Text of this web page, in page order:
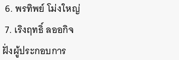
6. พรทิพย์ โม่งใหญ่
7. เริงฤทธิ์ ลออกิจ
ฝั่งผู้ประกอบการ